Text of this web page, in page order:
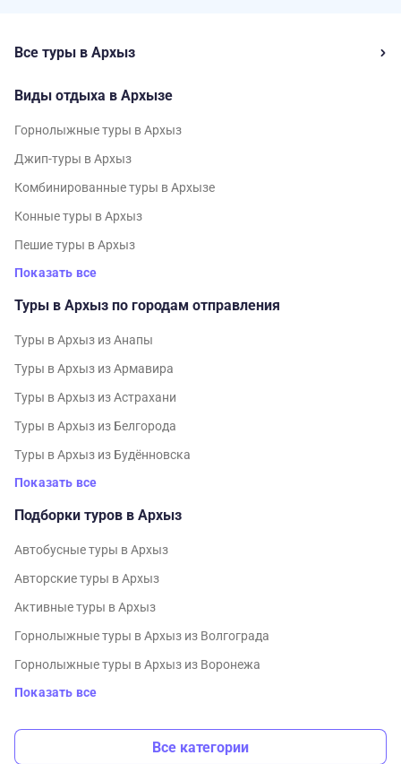
Все туры в Архыз
Виды отдыха в Архызе
Горнолыжные туры в Архыз
Джип-туры в Архыз
Комбинированные туры в Архызе
Конные туры в Архыз
Пешие туры в Архыз
Показать все
Туры в Архыз по городам отправления
Туры в Архыз из Анапы
Туры в Архыз из Армавира
Туры в Архыз из Астрахани
Туры в Архыз из Белгорода
Туры в Архыз из Будённовска
Показать все
Подборки туров в Архыз
Автобусные туры в Архыз
Авторские туры в Архыз
Активные туры в Архыз
Горнолыжные туры в Архыз из Волгограда
Горнолыжные туры в Архыз из Воронежа
Показать все
Все категории